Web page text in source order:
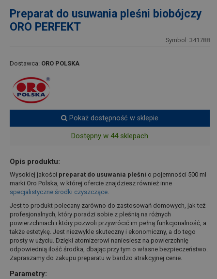
Preparat do usuwania pleśni biobójczy
ORO PERFEKT
Symbol: 341788
Dostawca: ORO POLSKA
Pokaż dostępność w sklepie
Dostępny w 44 sklepach
Opis produktu:
Wysokiej jakości preparat do usuwania pleśni o pojemności 500 ml
marki Oro Polska, w której ofercie znajdziesz również inne
specjalistyczne środki czyszczące
Jest to produkt polecany zarówno do zastosowań domowych, jak też
profesjonalnych, który poradzi sobie z pleśnią na różnych
powierzchniach i który pozwoli przywrócić im pełną funkcjonalność, a
także estetykę. Jest niezwykle skuteczny i ekonomiczny, a do tego
prosty w użyciu. Dzięki atomizerowi naniesiesz na powierzchnię
odpowiednią ilość środka, dbając przy tym o własne bezpieczeństwo.
Zapraszamy do zakupu preparatu w bardzo atrakcyjnej cenie.
Parametry: